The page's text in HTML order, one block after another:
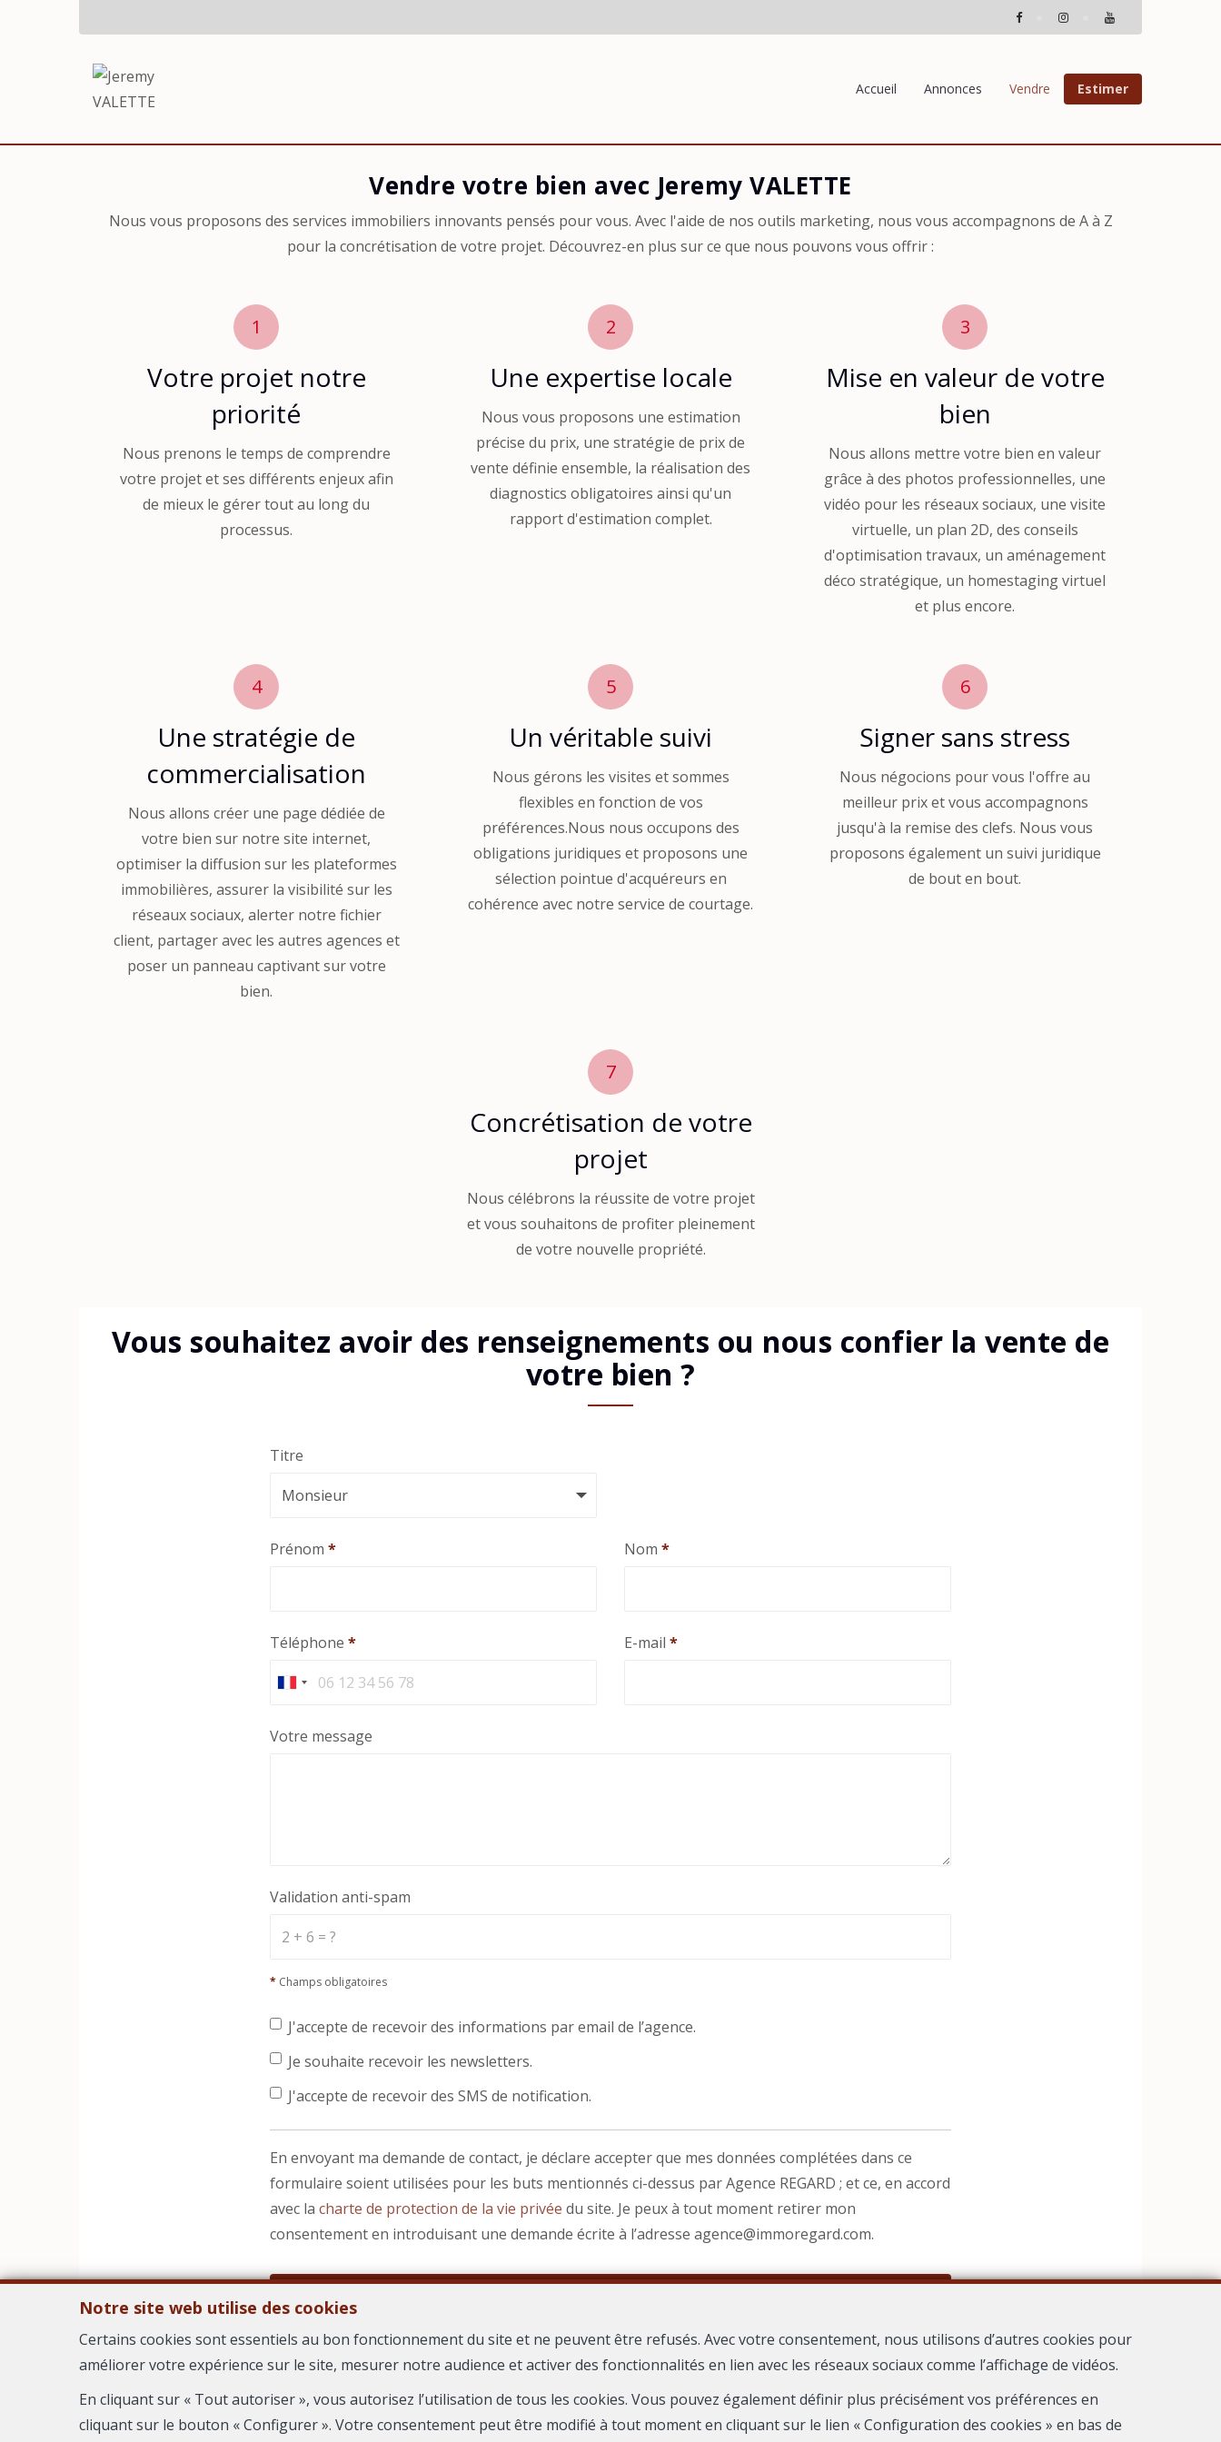
Accueil Annonces Vendre Estimer
Vendre
Vendre votre bien avec Jeremy VALETTE
Nous vous proposons des services immobiliers innovants pensés pour vous. Avec l'aide de nos outils marketing, nous vous accompagnons de A à Z
pour la concrétisation de votre projet. Découvrez-en plus sur ce que nous pouvons vous offrir :
1
Votre projet notre
priorité
Nous prenons le temps de comprendre
votre projet et ses différents enjeux afin
de mieux le gérer tout au long du
processus.
2
Une expertise locale
Nous vous proposons une estimation
précise du prix, une stratégie de prix de
vente définie ensemble, la réalisation des
diagnostics obligatoires ainsi qu'un
rapport d'estimation complet.
3
Mise en valeur de votre
bien
Nous allons mettre votre bien en valeur
grâce à des photos professionnelles, une
vidéo pour les réseaux sociaux, une visite
virtuelle, un plan 2D, des conseils
d'optimisation travaux, un aménagement
déco stratégique, un homestaging virtuel
et plus encore.
4
Une stratégie de
commercialisation
Nous allons créer une page dédiée de
votre bien sur notre site internet,
optimiser la diffusion sur les plateformes
immobilières, assurer la visibilité sur les
réseaux sociaux, alerter notre fichier
client, partager avec les autres agences et
poser un panneau captivant sur votre
bien.
5
Un véritable suivi
Nous gérons les visites et sommes
flexibles en fonction de vos
préférences.Nous nous occupons des
obligations juridiques et proposons une
sélection pointue d'acquéreurs en
cohérence avec notre service de courtage.
6
Signer sans stress
Nous négocions pour vous l'offre au
meilleur prix et vous accompagnons
jusqu'à la remise des clefs. Nous vous
proposons également un suivi juridique
de bout en bout.
7
Concrétisation de votre
projet
Nous célébrons la réussite de votre projet
et vous souhaitons de profiter pleinement
de votre nouvelle propriété.
Vous souhaitez avoir des renseignements ou nous confier la vente de
votre bien ?
Titre
Prénom * Nom *
Téléphone * E-mail *
Votre message
Validation anti-spam
* Champs obligatoires
J'accepte de recevoir des informations par email de l’agence.
Je souhaite recevoir les newsletters.
J'accepte de recevoir des SMS de notification.
En envoyant ma demande de contact, je déclare accepter que mes données complétées dans ce
formulaire soient utilisées pour les buts mentionnés ci-dessus par Agence REGARD ; et ce, en accord
avec la charte de protection de la vie privée du site. Je peux à tout moment retirer mon
consentement en introduisant une demande écrite à l’adresse agence@immoregard.com.
Notre site web utilise des cookies
Certains cookies sont essentiels au bon fonctionnement du site et ne peuvent être refusés. Avec votre consentement, nous utilisons d’autres cookies pour
améliorer votre expérience sur le site, mesurer notre audience et activer des fonctionnalités en lien avec les réseaux sociaux comme l’affichage de vidéos.
En cliquant sur « Tout autoriser », vous autorisez l’utilisation de tous les cookies. Vous pouvez également définir plus précisément vos préférences en
cliquant sur le bouton « Configurer ». Votre consentement peut être modifié à tout moment en cliquant sur le lien « Configuration des cookies » en bas de
AGENCE REGARD 1626 Boulevard du President Salvador Allende
30000 Nimes
TEL.04 66 67 80 19 — agence@immoregard.com